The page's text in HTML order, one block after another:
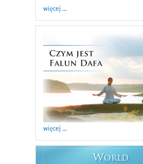
więcej ...
więcej ...
WORLD